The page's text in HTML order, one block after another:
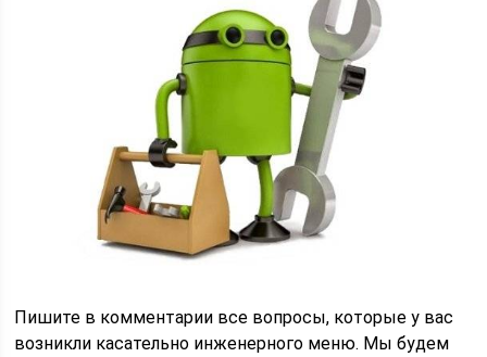
Пишите в комментарии все вопросы, которые у вас
возникли касательно инженерного меню. Мы будем